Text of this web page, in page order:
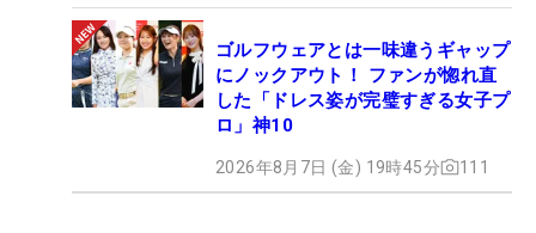
ゴルフウェアとは一味違うギャップ
にノックアウト！ ファンが惚れ直
した「ドレス姿が完璧すぎる女子プ
ロ」神10
2026年8月7日 (金) 19時45分 111